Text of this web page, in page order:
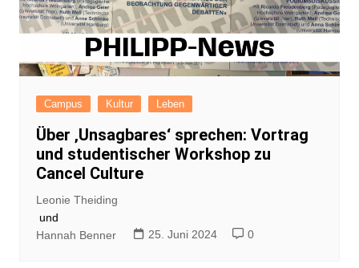
Campus Kultur Leben
Über ‚Unsagbares‘ sprechen: Vortrag
und studentischer Workshop zu
Cancel Culture
Leonie Theiding
und
Hannah Benner
25. Juni 2024 0